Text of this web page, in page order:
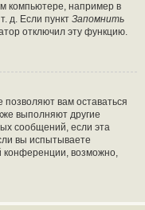
компьютере, например в
д. Если пункт Запомнить
отключил эту функцию.
вам оставаться
выполняют другие
сообщений, если эта
вы испытываете
конференции, возможно,